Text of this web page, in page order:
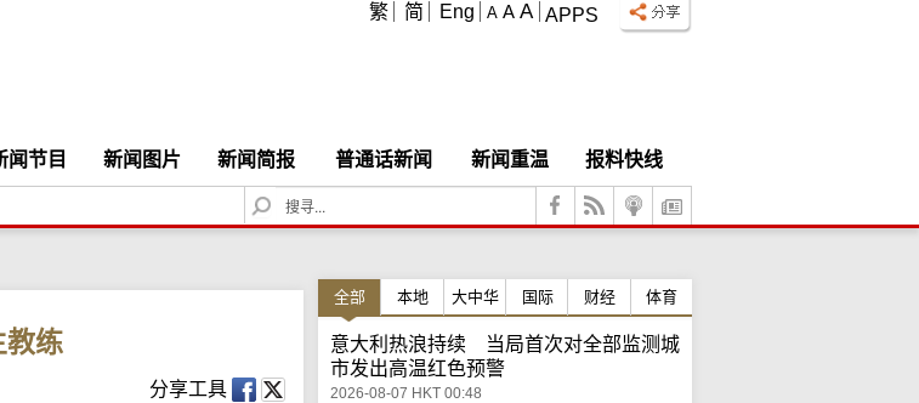
APPS
A A A
繁 简 Eng
闻节目 新闻图片 新闻简报 普通话新闻 新闻重温 报料快线
S
e
c
教练
分享工具
全部 本地 大中华 国际 财经 体育
意大利热浪持续 当局首次对全部监测城
市发出高温红色预警
2026-08-07 HKT 00:48